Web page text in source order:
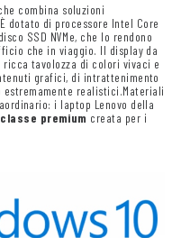
combina soluzioni
dotato di processore Intel Core
SSD NVMe, che lo rendono
che in viaggio. Il display da
tavolozza di colori vivaci e
grafici, di intrattenimento
realistici.Materiali
i laptop Lenovo della
premium creata per i